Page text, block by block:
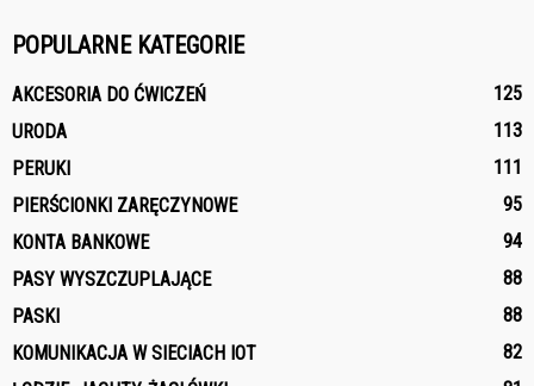
POPULARNE KATEGORIE
AKCESORIA DO ĆWICZEŃ
125
URODA
113
PERUKI
111
PIERŚCIONKI ZARĘCZYNOWE
95
KONTA BANKOWE
94
PASY WYSZCZUPLAJĄCE
88
PASKI
88
KOMUNIKACJA W SIECIACH IOT
82